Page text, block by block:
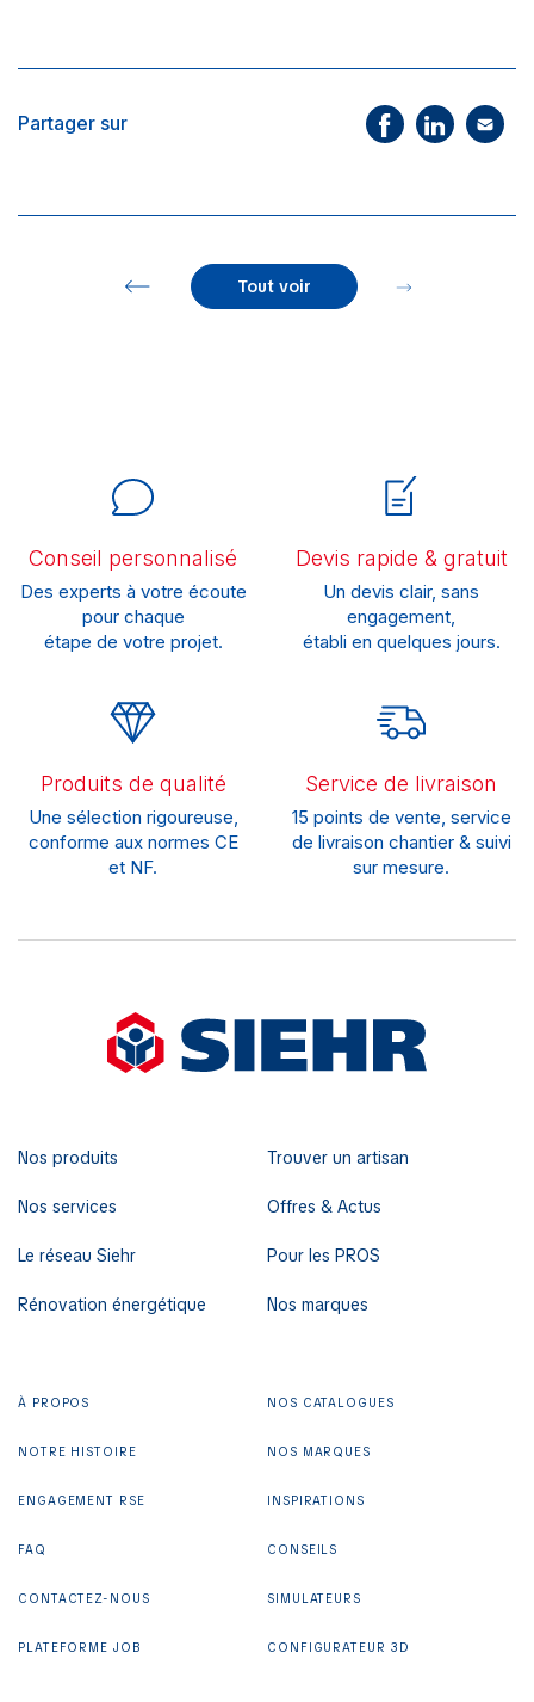
Partager sur
Tout voir
Conseil personnalisé
Des experts à votre écoute
pour chaque
étape de votre projet.
Devis rapide & gratuit
Un devis clair, sans
engagement,
établi en quelques jours.
Produits de qualité
Une sélection rigoureuse,
conforme aux normes CE
et NF.
Service de livraison
15 points de vente, service
de livraison chantier & suivi
sur mesure.
Nos produits
Nos services
Le réseau Siehr
Rénovation énergétique
Trouver un artisan
Offres & Actus
Pour les PROS
Nos marques
À PROPOS
NOTRE HISTOIRE
ENGAGEMENT RSE
FAQ
CONTACTEZ-NOUS
PLATEFORME JOB
NOS CATALOGUES
NOS MARQUES
INSPIRATIONS
CONSEILS
SIMULATEURS
CONFIGURATEUR 3D